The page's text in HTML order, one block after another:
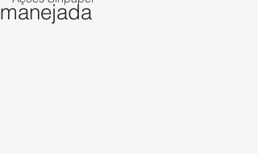
manejada